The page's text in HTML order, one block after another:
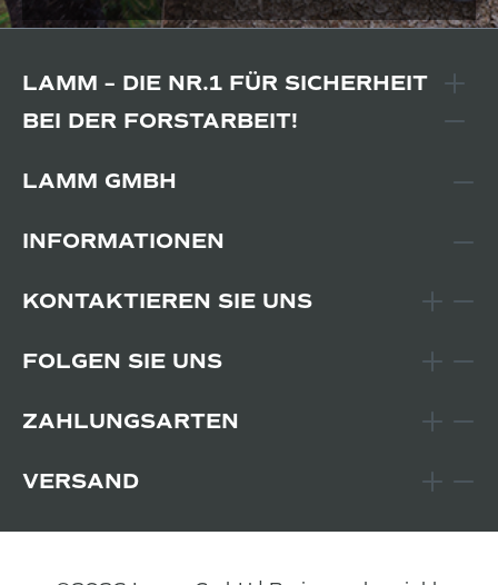
LAMM – DIE NR.1 FÜR SICHERHEIT
BEI DER FORSTARBEIT!
LAMM GMBH
INFORMATIONEN
KONTAKTIEREN SIE UNS
FOLGEN SIE UNS
ZAHLUNGSARTEN
VERSAND